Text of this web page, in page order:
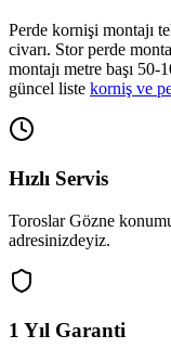
Perde kornişi montajı
civarı. Stor perde
montajı metre başı 50-
güncel liste korniş ve
Hızlı Servis
Toroslar Gözne
adresinizdeyiz.
1 Yıl Garanti